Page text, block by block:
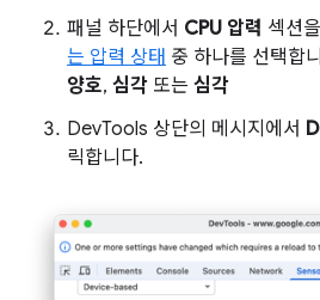
패널 하단에서 CPU 압력 섹션
는 압력 상태 중 하나를 선택합
양호, 심각 또는 심각
DevTools 상단의 메시지에서
릭합니다.